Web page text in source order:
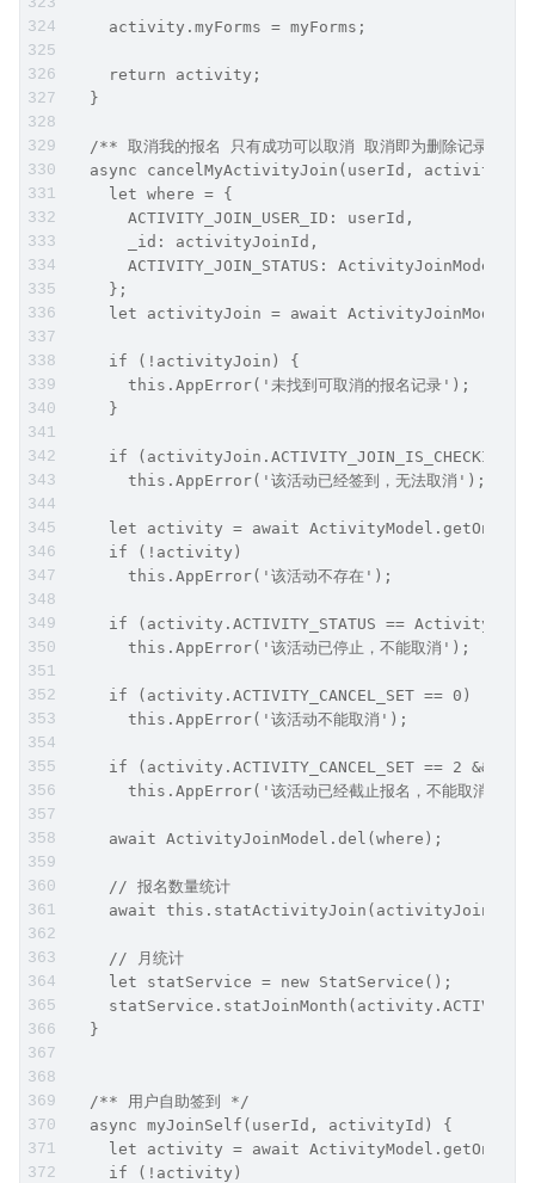
    activity.myForms = myForms;
    return activity;
  }
  /** 取消我的报名 只有成功可以取消 取消即为删除记录 */
async cancelMyActivityJoin(userId,
    let where = {
      ACTIVITY_JOIN_USER_ID: userId,
      _id: activityJoinId,
ACTIVITY_JOIN_STATUS:
    };
let activityJoin = await
    if (!activityJoin) {
      this.AppError('未找到可取消的报名记录');
    }
if (activityJoin.ACTIVITY_JOIN_IS_CHECKIN ==
      this.AppError('该活动已经签到，无法取消');
let activity = await
    if (!activity)
      this.AppError('该活动不存在');
if (activity.ACTIVITY_STATUS ==
      this.AppError('该活动已停止，不能取消');
    if (activity.ACTIVITY_CANCEL_SET == 0)
      this.AppError('该活动不能取消');
if (activity.ACTIVITY_CANCEL_SET == 2 &&
      this.AppError('该活动已经截止报名，不能取消');
    await ActivityJoinModel.del(where);
    // 报名数量统计
await
    // 月统计
    let statService = new StatService();
  }
  /** 用户自助签到 */
  async myJoinSelf(userId, activityId) {
let activity = await ActivityModel.getOne({
    if (!activity)